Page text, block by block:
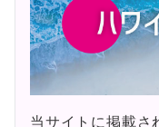
当サイトに掲載さ